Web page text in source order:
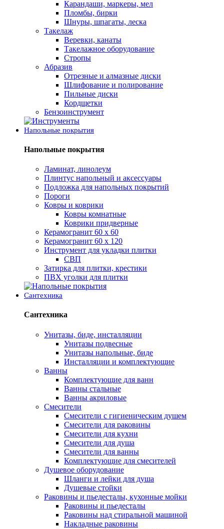
Карандаши, маркеры, мел
Пломбы, бирки
Шнуры, шпагаты, леска
Такелаж
Веревки, канаты
Такелажное оборудование
Стропы
Абразив
Отрезные и алмазные диски
Шлифование и полирование
Пильные диски
Кордщетки
Бензоинструмент
Напольные покрытия
Напольные покрытия
Ламинат, линолеум
Плинтус напольный и аксессуары
Подложка для напольных покрытий
Пороги
Ковры и коврики
Ковры комнатные
Коврики придверные
Керамогранит 60 х 60
Керамогранит 60 х 120
Инструмент для укладки плитки
СВП
Затирка для плитки, крестики
ПВХ уголки для плитки
Сантехника
Сантехника
Унитазы, биде, инсталляции
Унитазы подвесные
Унитазы напольные, биде
Инсталляции и комплектующие
Ванны
Комплектующие для ванн
Ванны стальные
Ванны акриловые
Смесители
Смесители с гигиеническим душем
Смесители для раковины
Смесители для кухни
Смесители для душа
Смесители для ванны
Комплектующие для смесителей
Душевое оборудование
Шланги и лейки для душа
Душевые стойки
Раковины и пьедесталы, кухонные мойки
Раковины и пьедесталы
Раковины над стиральной машиной
Накладные раковины